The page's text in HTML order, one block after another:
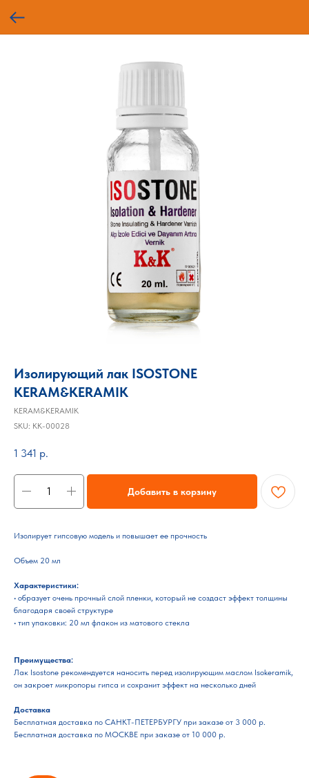
Изолирующий лак ISOSTONE
KERAM&KERAMIK
KERAM&KERAMIK
SKU: KK-00028
1 341 р.
Добавить в корзину
Изолирует гипсовую модель и повышает ее прочность
Объем 20 мл
Характеристики:
• образует очень прочный слой пленки, который не создаст эффект толщины
благодаря своей структуре
• тип упаковки: 20 мл флакон из матового стекла
Преимущества:
Лак Isostone рекомендуется наносить перед изолирующим маслом Isokeramik,
он закроет микропоры гипса и сохранит эффект на несколько дней
Доставка
Бесплатная доставка по САНКТ-ПЕТЕРБУРГУ при заказе от 3 000 р.
Бесплатная доставка по МОСКВЕ при заказе от 10 000 р.